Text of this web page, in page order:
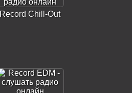
Record Chill-Out